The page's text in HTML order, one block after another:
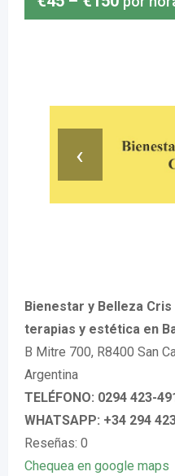
‹
Bienestar y Belleza
terapias y estética en
B Mitre 700, R8400 San
Argentina
TELÉFONO: 0294 423-
WHATSAPP: +34 294
Reseñas: 0
Chequea en google maps